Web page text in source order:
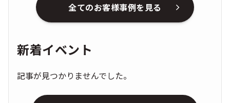
全てのお客様事例を見る
新着イベント
記事が見つかりませんでした。